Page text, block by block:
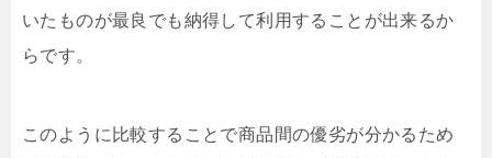
いたものが最良でも納得して利用することが出来るか
らです。
このように比較することで商品間の優劣が分かるため